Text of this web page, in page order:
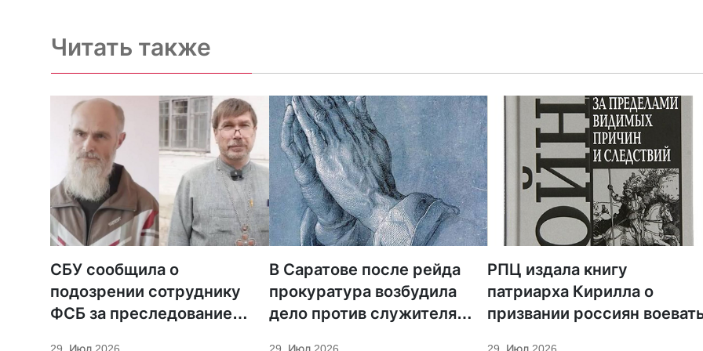
Читать также
СБУ сообщила о
подозрении сотруднику
ФСБ за преследование
29. Июл 2026
В Саратове после рейда
прокуратура возбудила
дело против служителя
29. Июл 2026
РПЦ издала книгу
патриарха Кирилла о
призвании россиян
29. Июл 2026